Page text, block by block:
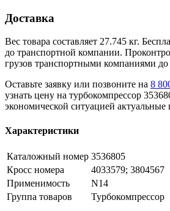
Доставка
Вес товара составляет 27.745 кг.
до транспортной компании.
грузов транспортными компаниями
Оставьте заявку или позвоните на 8
узнать цену на турбокомпрессор
экономической ситуацией актуальные
Характеристики
Каталожный номер 3536805
Кросс номера
4033579; 3804567
Применимость
N14
Группа товаров
Турбокомпрессор